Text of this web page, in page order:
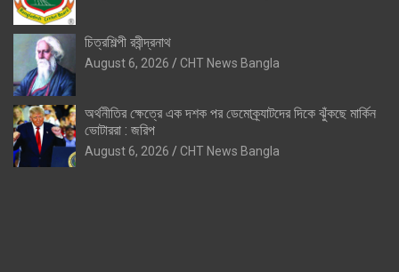
চিত্রশিল্পী রবীন্দ্রনাথ
August 6, 2026 CHT News Bangla
অর্থনীতির ক্ষেত্রে এক দশক পর ডেমোক্র্যাটদের দিকে ঝুঁকছে মার্কিন
ভোটাররা : জরিপ
August 6, 2026 CHT News Bangla